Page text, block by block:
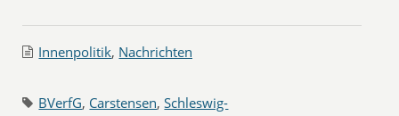
Innenpolitik, Nachrichten
BVerfG, Carstensen,Schleswig-